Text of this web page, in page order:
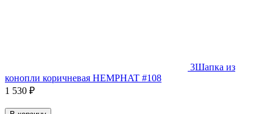
3Шапка из
конопли коричневая HEMPHAT #108
1 530 ₽